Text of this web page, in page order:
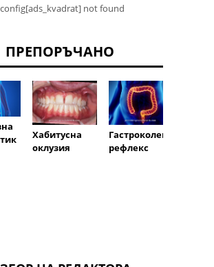
not found
ПРЕПОРЪЧАНО
Хабитусна
оклузия
Гастроколен
рефлекс